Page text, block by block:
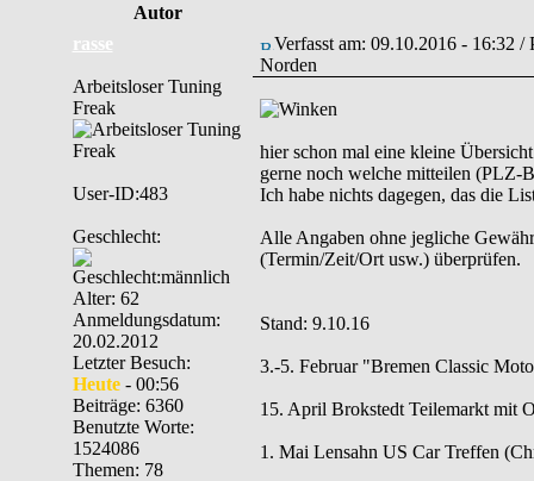
Autor
rasse
Arbeitsloser Tuning
Freak
User-ID:483
Geschlecht:
Alter: 62
Anmeldungsdatum:
20.02.2012
Letzter Besuch:
Heute- 00:56
Beiträge: 6360
Benutzte Worte:
1524086
Themen: 78
Verfasst am: 09.10.2016 - 16:32 /
Norden
hier schon mal eine kleine
gerne noch welche mitteilen (PLZ-
Ich habe nichts dagegen, das die
Alle Angaben ohne jegliche
(Termin/Zeit/Ort usw.) überprüfen.
Stand: 9.10.16
3.-5. Februar "Bremen Classic
15. April Brokstedt Teilemarkt mit
1. Mai Lensahn US Car Treffen